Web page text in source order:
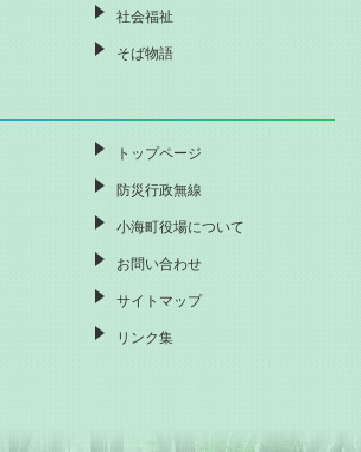
社会福祉
そば物語
トップページ
防災行政無線
小海町役場について
お問い合わせ
サイトマップ
リンク集